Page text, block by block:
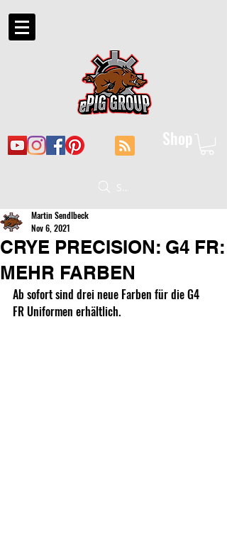
Shop
Suche
CRYE PRECISION: G4 FR:
MEHR FARBEN
Martin Sendlbeck
Nov 6, 2021
Ab sofort sind drei neue Farben für die G4
FR Uniformen erhältlich.